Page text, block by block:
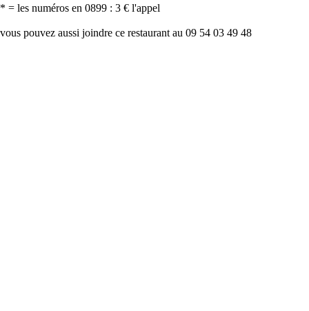
* = les numéros en 0899 : 3 € l'appel
vous pouvez aussi joindre ce restaurant au 09 54 03 49 48